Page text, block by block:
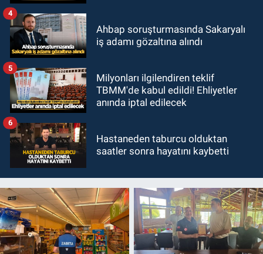
Ahbap soruşturmasında Sakaryalı
iş adamı gözaltına alındı
4
Milyonları ilgilendiren teklif
TBMM'de kabul edildi! Ehliyetler
anında iptal edilecek
5
Hastaneden taburcu olduktan
saatler sonra hayatını kaybetti
6